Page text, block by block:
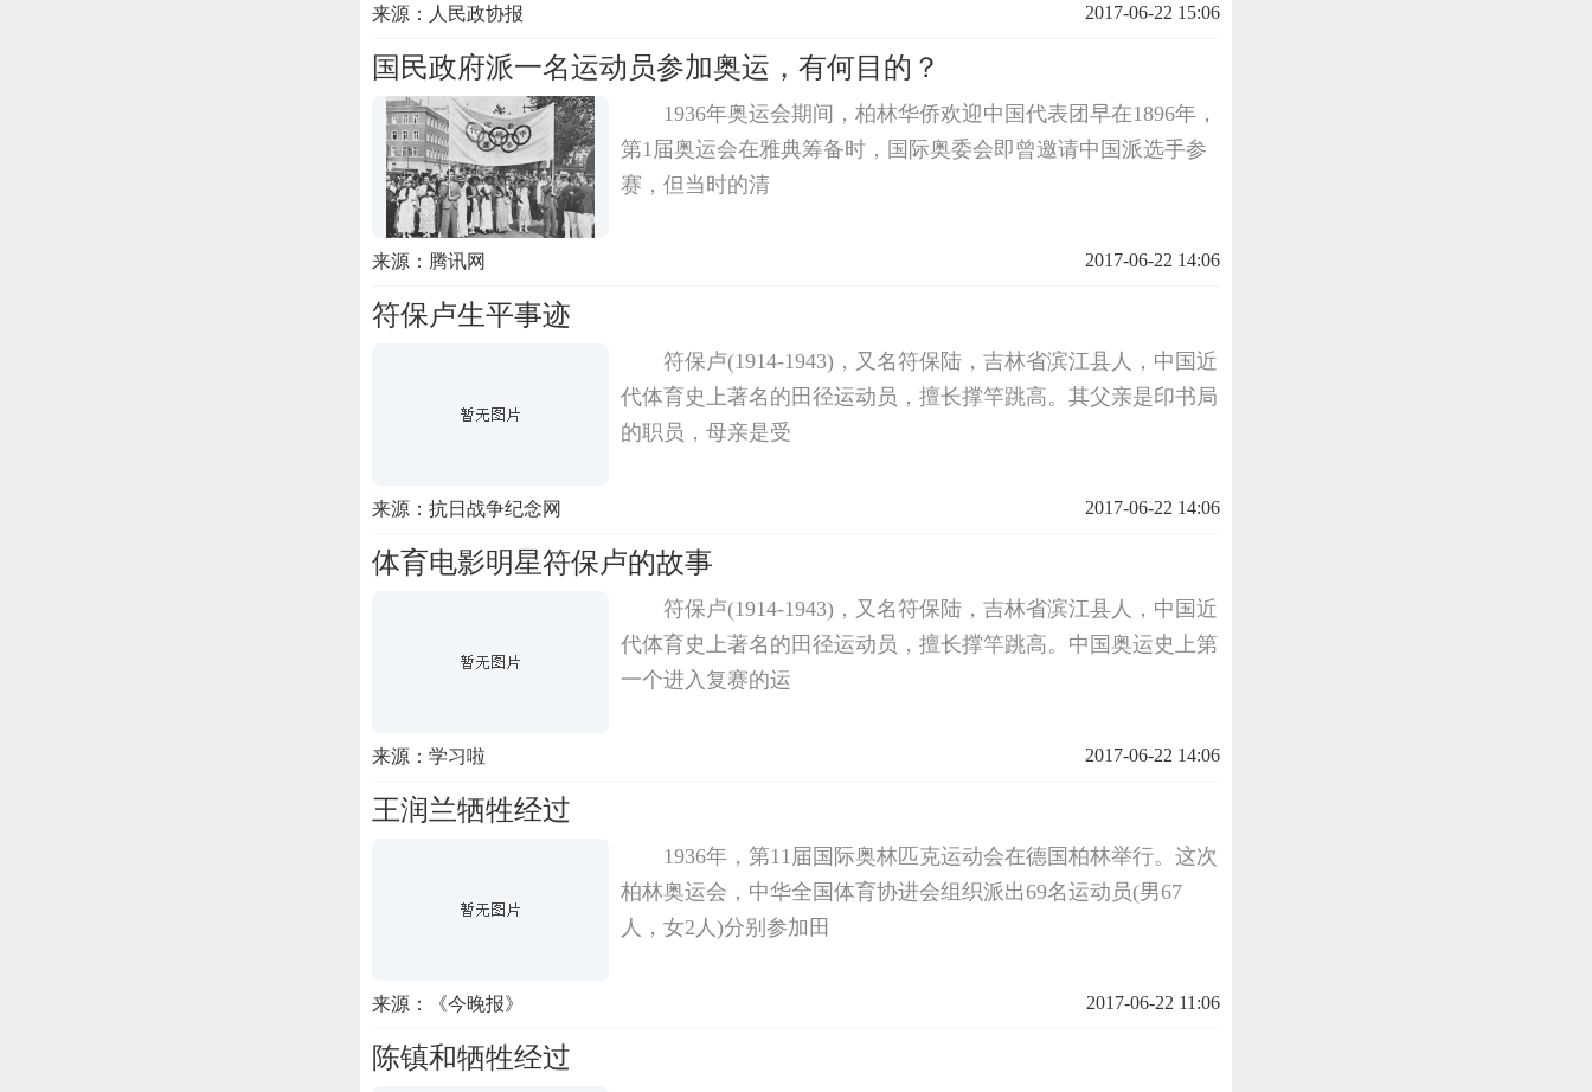
来源：人民政协报 2017-06-22 15:06
国民政府派一名运动员参加奥运，有何目的？
1936年奥运会期间，柏林华侨欢迎中国代表团早在1896年，
第1届奥运会在雅典筹备时，国际奥委会即曾邀请中国派选手参
赛，但当时的清
来源：腾讯网 2017-06-22 14:06
符保卢生平事迹
符保卢(1914-1943)，又名符保陆，吉林省滨江县人，中国近
代体育史上著名的田径运动员，擅长撑竿跳高。其父亲是印书局
的职员，母亲是受
来源：抗日战争纪念网 2017-06-22 14:06
体育电影明星符保卢的故事
符保卢(1914-1943)，又名符保陆，吉林省滨江县人，中国近
代体育史上著名的田径运动员，擅长撑竿跳高。中国奥运史上第
一个进入复赛的运
来源：学习啦 2017-06-22 14:06
王润兰牺牲经过
1936年，第11届国际奥林匹克运动会在德国柏林举行。这次
柏林奥运会，中华全国体育协进会组织派出69名运动员(男67
人，女2人)分别参加田
来源：《今晚报》 2017-06-22 11:06
陈镇和牺牲经过